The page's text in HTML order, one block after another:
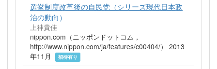
選挙制度改革後の自民党（シリーズ現代日本政
治の動向）
上神貴佳
nippon.com（ニッポンドットコム，
http://www.nippon.com/ja/features/c00404/） 2013
年11月
招待有り